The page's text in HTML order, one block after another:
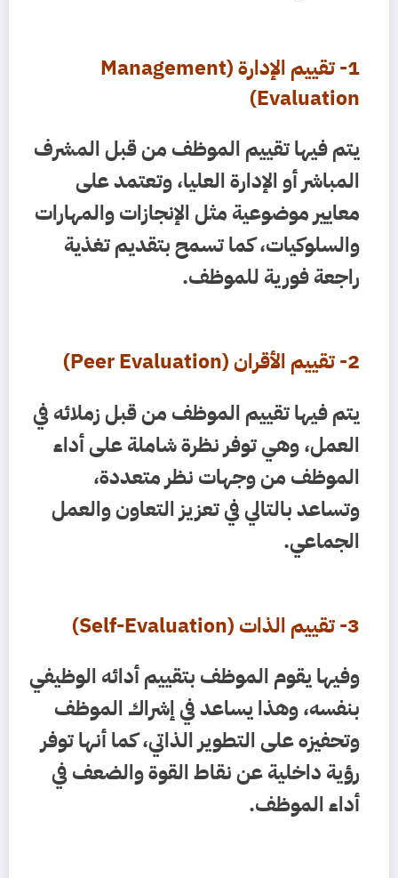
1- تقييم الإدارة (Management
Evaluation)
يتم فيها تقييم الموظف من قبل المشرف
المباشر أو الإدارة العليا، وتعتمد على
معايير موضوعية مثل الإنجازات والمهارات
والسلوكيات، كما تسمح بتقديم تغذية
راجعة فورية للموظف.
2- تقييم الأقران (Peer Evaluation)
يتم فيها تقييم الموظف من قبل زملائه في
العمل، وهي توفر نظرة شاملة على أداء
الموظف من وجهات نظر متعددة،
وتساعد بالتالي في تعزيز التعاون والعمل
الجماعي.
3- تقييم الذات (Self-Evaluation)
وفيها يقوم الموظف بتقييم أدائه الوظيفي
بنفسه، وهذا يساعد في إشراك الموظف
وتحفيزه على التطوير الذاتي، كما أنها توفر
رؤية داخلية عن نقاط القوة والضعف في
أداء الموظف.